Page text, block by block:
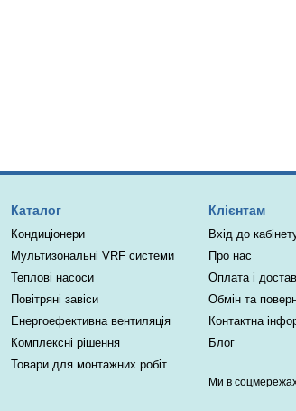
Каталог
Кондиціонери
Мультизональні VRF системи
Теплові насоси
Повітряні завіси
Енергоефективна вентиляція
Комплексні рішення
Товари для монтажних робіт
Клієнтам
Вхід до
Про нас
Оплата і
Обмін та
Контактна
Блог
Ми в